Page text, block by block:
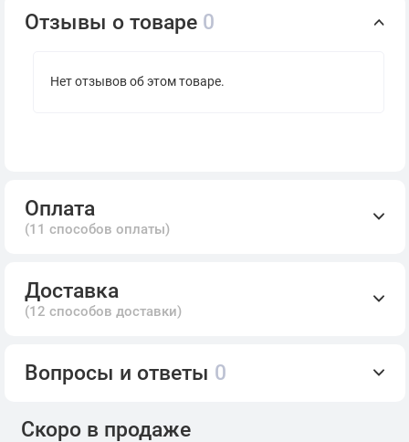
Отзывы о товаре 0
Нет отзывов об этом товаре.
Оплата
(11 способов оплаты)
Доставка
(12 способов доставки)
Вопросы и ответы 0
Скоро в продаже